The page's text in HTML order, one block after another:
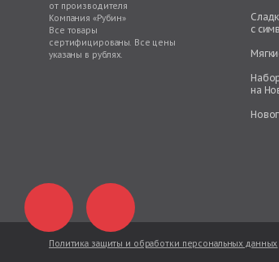
с
на
от производителя
Компания «Рубин»
Все товары
сертифицированы. Все цены
указаны в рублях.
Политика защиты и обработки персональных данных